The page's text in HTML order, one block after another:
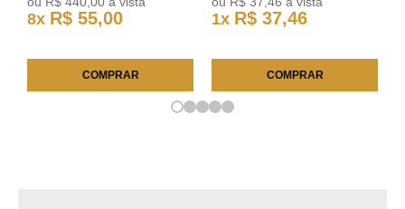
8x R$ 55,00
COMPRAR
1x R$ 37,46
COMPRAR